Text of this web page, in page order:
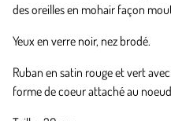
des oreilles en mohair façon
Yeux en verre noir, nez brodé.
Ruban en satin rouge et vert
forme de coeur attaché au